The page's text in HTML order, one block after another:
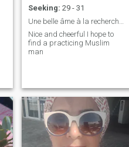
Seeking: 29 - 31
Nice and cheerful I hope to
find a practicing Muslim
man